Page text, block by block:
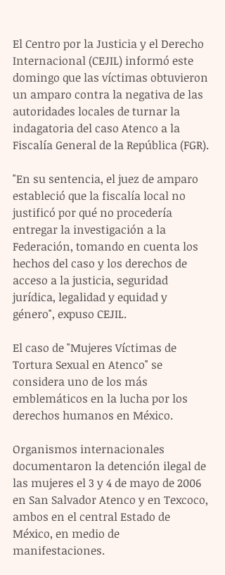
El Centro por la Justicia y el Derecho
Internacional (CEJIL) informó este
domingo que las víctimas obtuvieron
un amparo contra la negativa de las
autoridades locales de turnar la
indagatoria del caso Atenco a la
Fiscalía General de la República (FGR).
"En su sentencia, el juez de amparo
estableció que la fiscalía local no
justificó por qué no procedería
entregar la investigación a la
Federación, tomando en cuenta los
hechos del caso y los derechos de
acceso a la justicia, seguridad
jurídica, legalidad y equidad y
género", expuso CEJIL.
El caso de "Mujeres Víctimas de
Tortura Sexual en Atenco" se
considera uno de los más
emblemáticos en la lucha por los
derechos humanos en México.
Organismos internacionales
documentaron la detención ilegal de
las mujeres el 3 y 4 de mayo de 2006
en San Salvador Atenco y en Texcoco,
ambos en el central Estado de
México, en medio de
manifestaciones.